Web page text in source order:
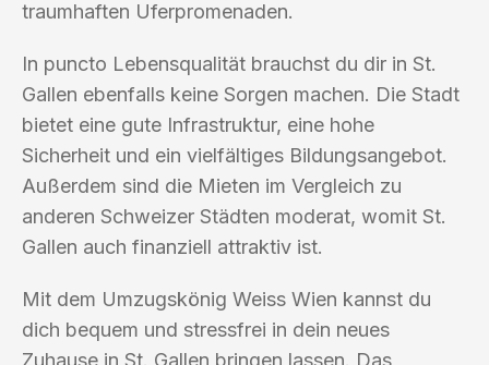
traumhaften Uferpromenaden.
In puncto Lebensqualität brauchst du dir in St.
Gallen ebenfalls keine Sorgen machen. Die Stadt
bietet eine gute Infrastruktur, eine hohe
Sicherheit und ein vielfältiges Bildungsangebot.
Außerdem sind die Mieten im Vergleich zu
anderen Schweizer Städten moderat, womit St.
Gallen auch finanziell attraktiv ist.
Mit dem Umzugskönig Weiss Wien kannst du
dich bequem und stressfrei in dein neues
Zuhause in St. Gallen bringen lassen. Das